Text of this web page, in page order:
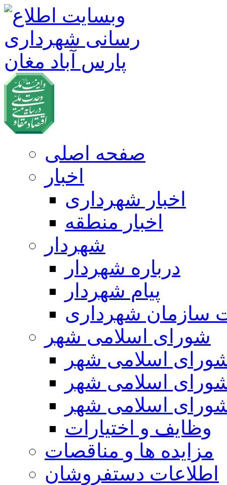
صفحه اصلی
اخبار
اخبار شهرداری
اخبار منطقه
شهردار
درباره شهردار
پیام شهردار
سازمان شهرداری
شورای اسلامی شهر
اسلامی شهر
اسلامی شهر
اسلامی شهر
وظایف و اختیارات
مزایده ها و مناقصات
اطلاعات دستفروشان